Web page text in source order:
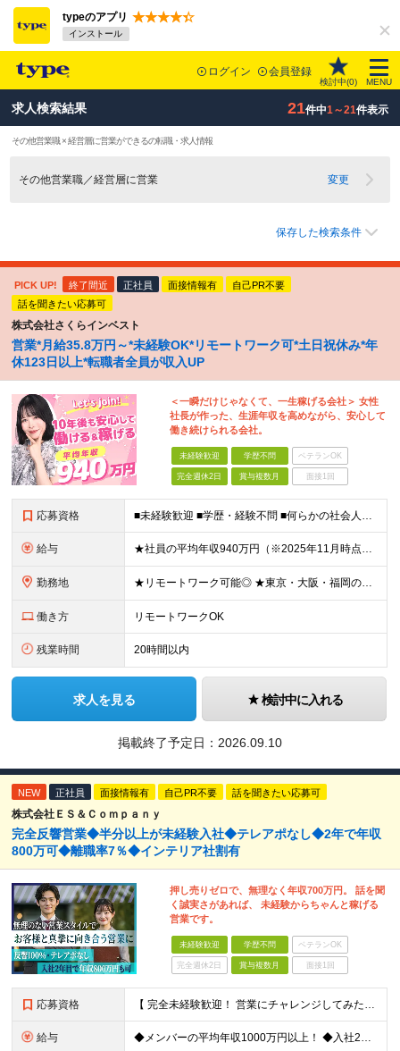
typeのアプリ
インストール
ログイン 会員登録
検討中(0) MENU
求人検索結果 21件中1～21件表示
その他営業職 × 経営層に営業ができるの転職・求人情報
その他営業職／経営層に営業 変更
保存した検索条件
PICK UP! 終了間近 正社員 面接情報有
自己PR不要
話を聞きたい応募可
株式会社さくらインベスト
営業*月給35.8万円～*未経験OK*リモートワーク可*土日祝休み*年
休123日以上*転職者全員が収入UP
＜一瞬だけじゃなくて、一生稼げる会社＞ 女性
社長が作った、生涯年収を高めながら、安心して
働き続けられる会社。
未経験歓迎 学歴不問 ベテランOK
完全週休2日 賞与複数月 面接1回
応募資格 ■未経験歓迎 ■学歴・経験不問 ■何らかの社会人経験がある方 ＜こんな方に向いています！＞ ・頑張った分評価されたい方 ・将来役立つ知識を身につけたい方 ・新しいことを学ぶのが好きな方 ・趣味
給与 ★社員の平均年収940万円（※2025年11月時点） ★転職者は全員収入アップを実現 ★入社半年で昇給した実績あり！ 【営業未経験】 月給35万8,000円～（固定残業代含む）＋インセンティブ ＋賞
勤務地 ★リモートワーク可能◎ ★東京・大阪・福岡の3拠点で募集中／ご希望の勤務地で配属します ★転勤なし ＜東京支店＞ 東京都港区三田1丁目4番28号 三田国際ビル2階 ＜大阪本社＞ 大阪府大阪市北区梅
働き方 リモートワークOK
残業時間 20時間以内
求人を見る 検討中に入れる
掲載終了予定日： 2026.09.10
NEW 正社員 面接情報有 自己PR不要 話を聞きたい応募可
株式会社ＥＳ＆Ｃｏｍｐａｎｙ
完全反響営業◆半分以上が未経験入社◆テレアポなし◆2年で年収
800万可◆離職率7％◆インテリア社割有
押し売りゼロで、無理なく年収700万円。 話を聞
く誠実さがあれば、 未経験からちゃんと稼げる
営業です。
未経験歓迎 学歴不問 ベテランOK
完全週休2日 賞与複数月 面接1回
応募資格 【 完全未経験歓迎！ 営業にチャレンジしてみたい方歓迎 】 ◆学歴・経歴不問 ◆第二新卒歓迎 ◆人物重視の採用です！ ▼こんな方はぜひご応募ください ◎誠実な姿勢を持った方 ◎素直な方 ◎思いやり
給与 ◆メンバーの平均年収1000万円以上！ ◆入社2年目・未経験入社で年収1000万円の社員も 月給：25万円以上＋賞与（年2回）＋インセンティブ(平均：年150万～2800万)＋随時昇給 ＜インセン